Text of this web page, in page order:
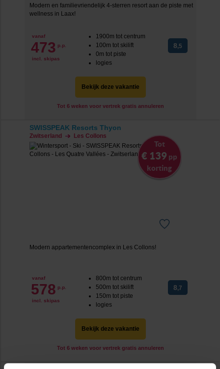
Modern en familievriendelijk 4-sterren resort aan de piste met
wellness in Laax!
vanaf
473 p.p.
incl. skipas
1900m tot centrum
100m tot skilift
0m tot piste
logies
8,5
Bekijk deze vakantie
Tot 6 weken voor vertrek gratis annuleren
SWISSPEAK Resorts Thyon
Zwitserland Les Collons
Tot
€ 139 pp
korting
Modern appartementencomplex in Les Collons!
vanaf
578 p.p.
incl. skipas
800m tot centrum
500m tot skilift
150m tot piste
logies
8,7
Bekijk deze vakantie
Tot 6 weken voor vertrek gratis annuleren